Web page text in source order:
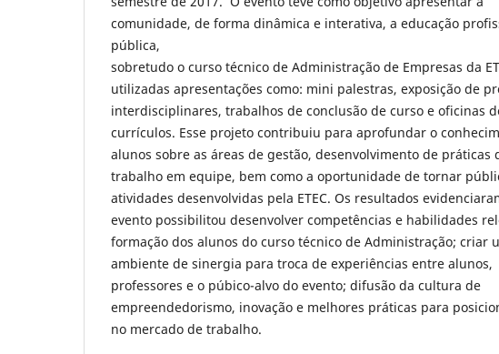
comunidade, de forma dinâmica e interativa, a educação
pública,
sobretudo o curso técnico de Administração de Empresas da
utilizadas apresentações como: mini palestras, exposição de
interdisciplinares, trabalhos de conclusão de curso e oficinas
currículos. Esse projeto contribuiu para aprofundar o
alunos sobre as áreas de gestão, desenvolvimento de práticas
trabalho em equipe, bem como a oportunidade de tornar
atividades desenvolvidas pela ETEC. Os resultados
evento possibilitou desenvolver competências e habilidades
formação dos alunos do curso técnico de Administração; criar
ambiente de sinergia para troca de experiências entre alunos,
professores e o púbico-alvo do evento; difusão da cultura de
empreendedorismo, inovação e melhores práticas para
no mercado de trabalho.